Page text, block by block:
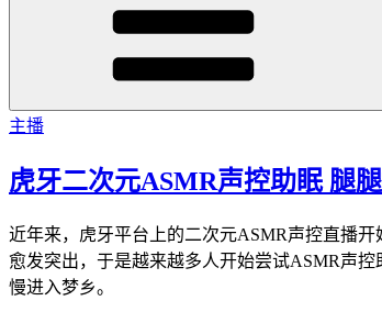
主播
虎牙二次元ASMR声控助眠 腿
近年来，虎牙平台上的二次元ASMR声控直播
愈发突出，于是越来越多人开始尝试ASMR声
慢进入梦乡。